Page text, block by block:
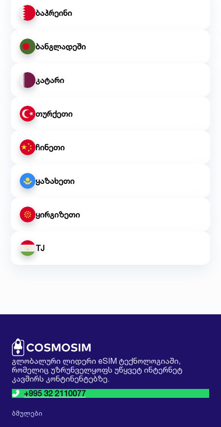
ბაჰრეინი
ბანგლადეში
კატარი
თურქეთი
ჩინეთი
ყაზახეთი
ყირგიზეთი
TJ
გლობალური ლიდერი eSIM ტექნოლოგიაში,
რომელიც უზრუნველყოფს უწყვეტ ინტერნეტ
კავშირს კონტინენტებზე.
+995 32 2110077
ბმულები